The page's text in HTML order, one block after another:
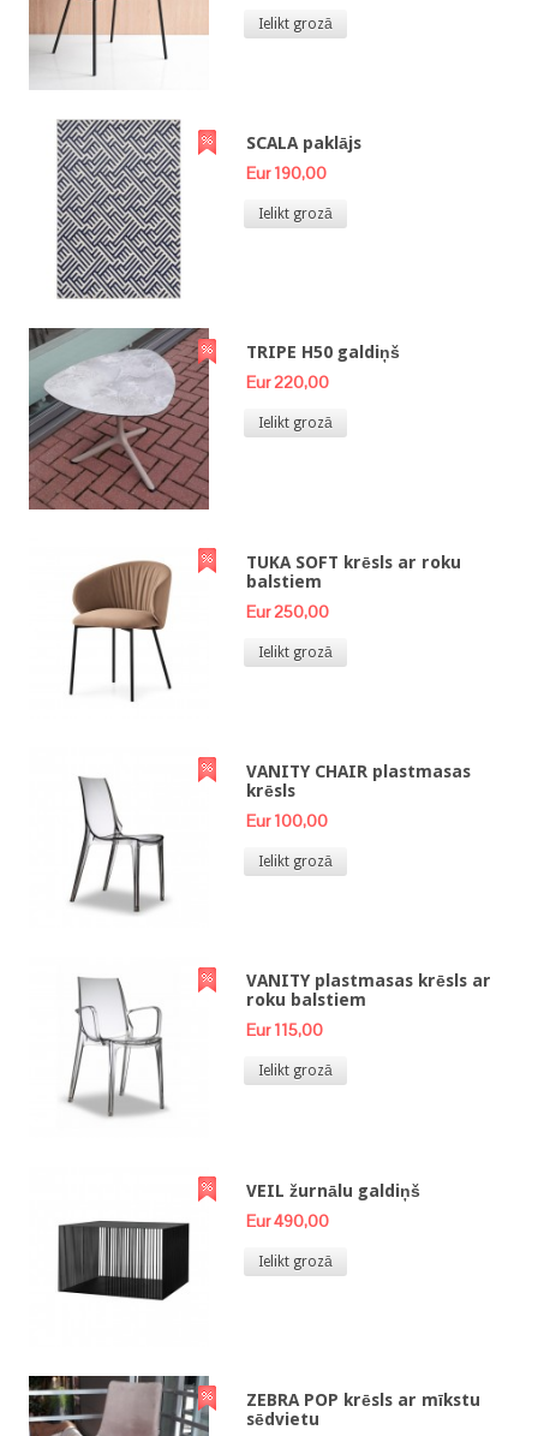
Ielikt grozā
SCALA paklājs
Eur 190,00
Ielikt grozā
TRIPE H50 galdiņš
Eur 220,00
Ielikt grozā
TUKA SOFT krēsls ar roku
balstiem
Eur 250,00
Ielikt grozā
VANITY CHAIR plastmasas
krēsls
Eur 100,00
Ielikt grozā
VANITY plastmasas krēsls ar
roku balstiem
Eur 115,00
Ielikt grozā
VEIL žurnālu galdiņš
Eur 490,00
Ielikt grozā
ZEBRA POP krēsls ar mīkstu
sēdvietu